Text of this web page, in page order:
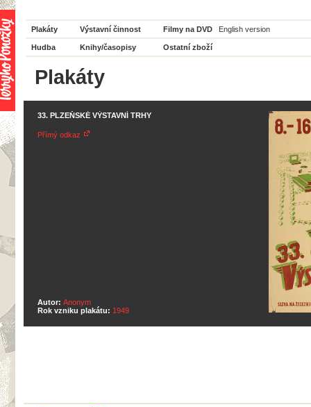
Plakáty Výstavní činnost Filmy na DVD English version
Hudba Knihy/časopisy Ostatní zboží
Plakáty
33. PLZEŇSKÉ VÝSTAVNÍ TRHY
Přímý odkaz
Autor: Anonym
Rok vzniku plakátu: 1949